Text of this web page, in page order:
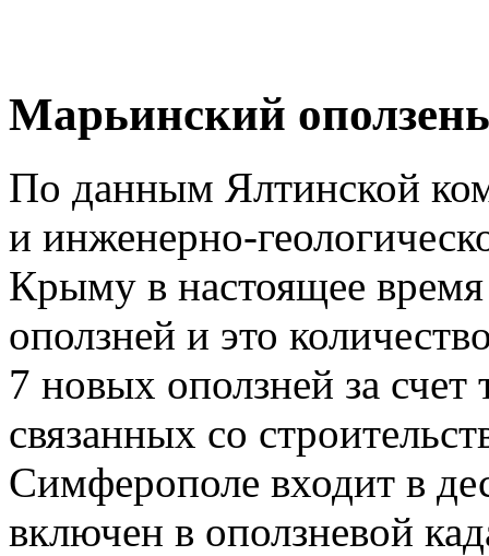
Марьинский
По данным Ялтинской
и инженерно-
Крыму в настоящее
оползней и это
7 новых оползней за
связанных со
Симферополе входит в
включен в оползневой